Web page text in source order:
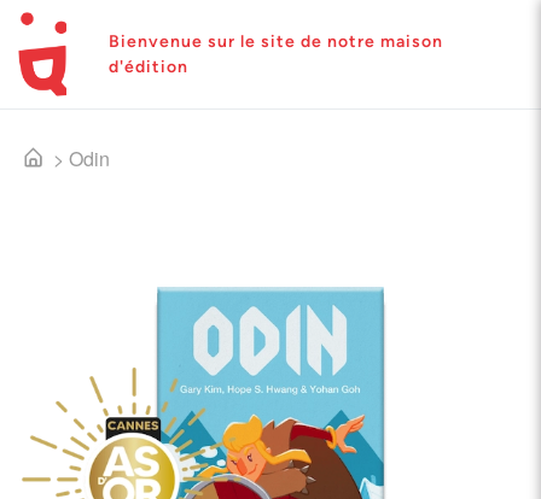
Bienvenue sur le site de notre maison
d'édition
> Odin